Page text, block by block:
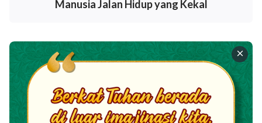
menjadi mati rasa .... Tuhan kehilangan manusia yang
asal mula keberadaannya. Inilah kepedihan umat
manusia ini. Sebenarnya, sejak awal sekali sampai
sekarang, Tuhan telah mementaskan tragedi bagi
umat manusia, yang di dalamnya manusia menjadi
pemeran utama sekaligus korbannya, dan tak seorang
Manusia Jalan Hidup yang Kekal